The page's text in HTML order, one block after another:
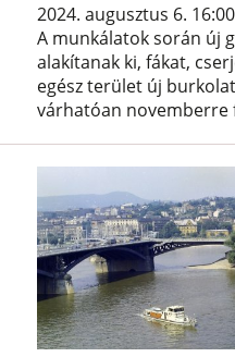
2024. augusztus 6. 16:00
A munkálatok során új
alakítanak ki, fákat,
egész terület új
várhatóan novemberre